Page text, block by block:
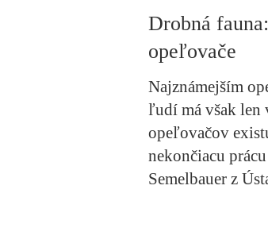
Drobná
opeľovače
Najznámejším
ľudí má však len
opeľovačov
nekončiacu
Semelbauer z